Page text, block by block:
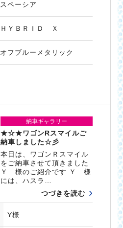
スペーシア
ＨＹＢＲＩＤ Ｘ
オフブルーメタリック
納車ギャラリー
★☆★ワゴンRスマイルご
納車しました☆彡
本日は、ワゴンＲスマイル
をご納車させて頂きました
Ｙ 様のご紹介です Ｙ 様
には、ハスラ…
つづきを読む
Y様